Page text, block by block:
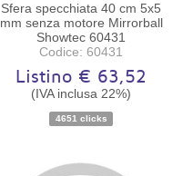
Disponibilità:Ordinabile
Sfera specchiata 40 cm 5x5
mm senza motore Mirrorball
Showtec 60431
Codice: 60431
Listino € 63,52
(IVA inclusa 22%)
4651 clicks